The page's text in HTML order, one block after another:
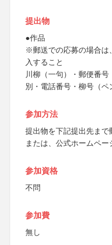
提出物
●作品
※郵送での応募の場合は
入すること
川柳（一句）・郵便番
別・電話番号・柳号（ペ
参加方法
提出物を下記提出先まで
または、公式ホームペ
参加資格
不問
参加費
無し